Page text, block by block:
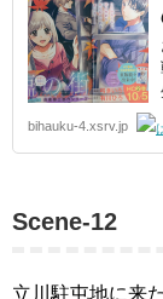
bihauku-4.xsrv.jp
Scene-12
立川駐屯地に来